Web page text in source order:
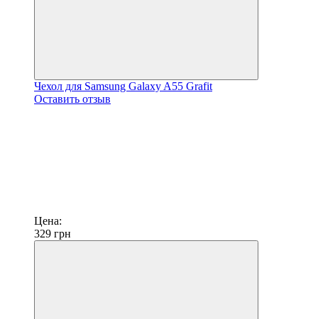
Чехол для Samsung Galaxy A55 Grafit
Оставить отзыв
Цена:
329 грн